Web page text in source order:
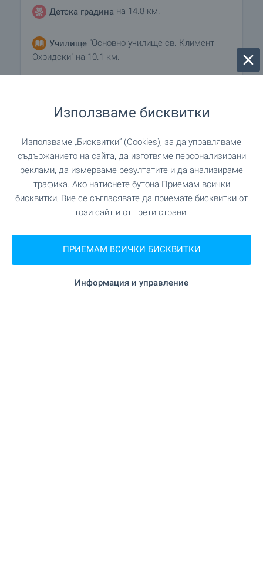
Детска градина на 14.8 км.
Училище "Основно училище св. Климент
Охридски" на 10.1 км.
ЛЕЧЕБНИ ЗАВЕДЕНИЯ
Болницана 7.9 км.
Болница "ДКЦ" на 13.2 км.
Медицински центърна 8.6 км.
Използваме бисквитки
Използваме „Бисквитки“ (Cookies), за да управляваме
съдържанието на сайта, да изготвяме персонализирани
реклами, да измерваме резултатите и да анализираме
трафика. Ако натиснете бутона Приемам всички
бисквитки, Вие се съгласявате да приемате бисквитки от
този сайт и от трети страни.
ПРИЕМАМ ВСИЧКИ БИСКВИТКИ
Информация и управление